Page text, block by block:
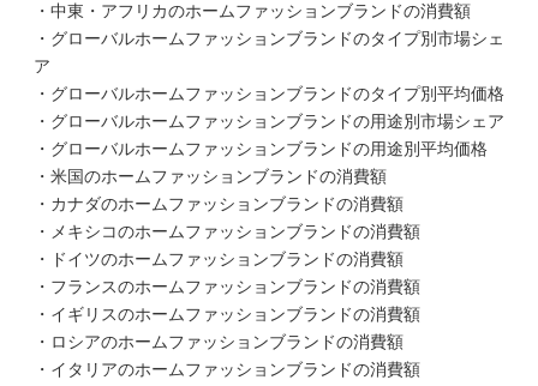
・中東・アフリカのホームファッションブランドの消費額
・グローバルホームファッションブランドのタイプ別市場シェ
ア
・グローバルホームファッションブランドのタイプ別平均価格
・グローバルホームファッションブランドの用途別市場シェア
・グローバルホームファッションブランドの用途別平均価格
・米国のホームファッションブランドの消費額
・カナダのホームファッションブランドの消費額
・メキシコのホームファッションブランドの消費額
・ドイツのホームファッションブランドの消費額
・フランスのホームファッションブランドの消費額
・イギリスのホームファッションブランドの消費額
・ロシアのホームファッションブランドの消費額
・イタリアのホームファッションブランドの消費額